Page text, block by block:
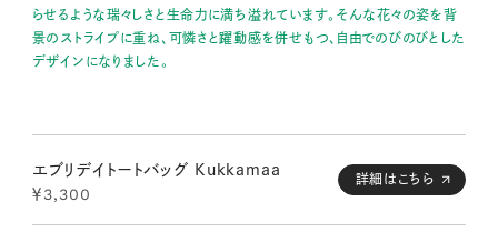
らせるような瑞々しさと生命力に満ち溢れています。そんな花々の姿を背
景のストライプに重ね、可憐さと躍動感を併せもつ、自由でのびのびとした
デザインになりました。
エブリデイトートバッグ Kukkamaa
￥3,300
詳細はこちら